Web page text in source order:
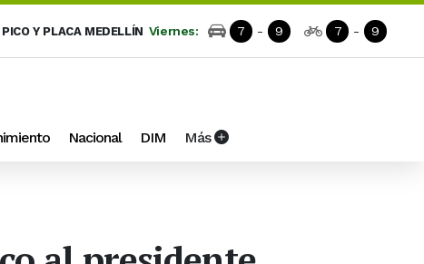
PICO Y PLACA MEDELLÍN Viernes: 7 - 9 7 - 9
Nacional DIM Más